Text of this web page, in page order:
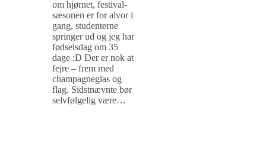
om hjørnet, festival-
sæsonen er for alvor i
gang, studenterne
springer ud og jeg har
fødselsdag om 35
dage :D Der er nok at
fejre – frem med
champagneglas og
flag. Sidstnævnte bør
selvfølgelig være…